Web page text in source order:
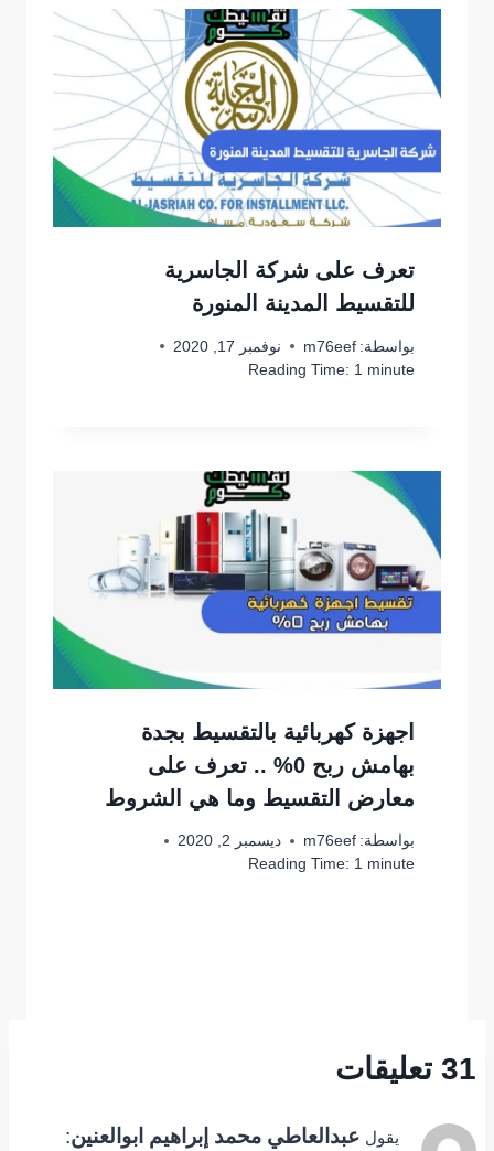
تعرف على شركة الجاسرية
للتقسيط المدينة المنورة
بواسطة: m76eef
نوفمبر 17, 2020
Reading Time: 1 minute
اجهزة كهربائية بالتقسيط بجدة
بهامش ربح 0% .. تعرف على
معارض التقسيط وما هي الشروط
بواسطة: m76eef
ديسمبر 2, 2020
Reading Time: 1 minute
31 تعليقات
يقول عبدالعاطي محمد إبراهيم ابوالعنين: